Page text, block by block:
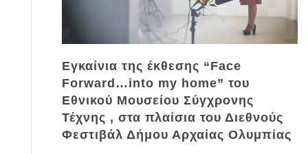
Εγκαίνια της έκθεσης “Face
Forward…into my home” του
Εθνικού Μουσείου Σύγχρονης
Τέχνης , στα πλαίσια του Διεθνούς
Φεστιβάλ Δήμου Αρχαίας Ολυμπίας